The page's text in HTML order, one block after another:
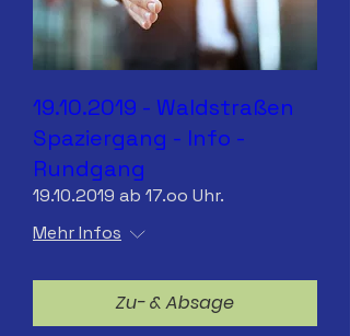
19.10.2019 - Waldstraßen
Spaziergang - Info -
Rundgang
19.10.2019 ab 17.oo Uhr.
Mehr Infos
Zu- & Absage